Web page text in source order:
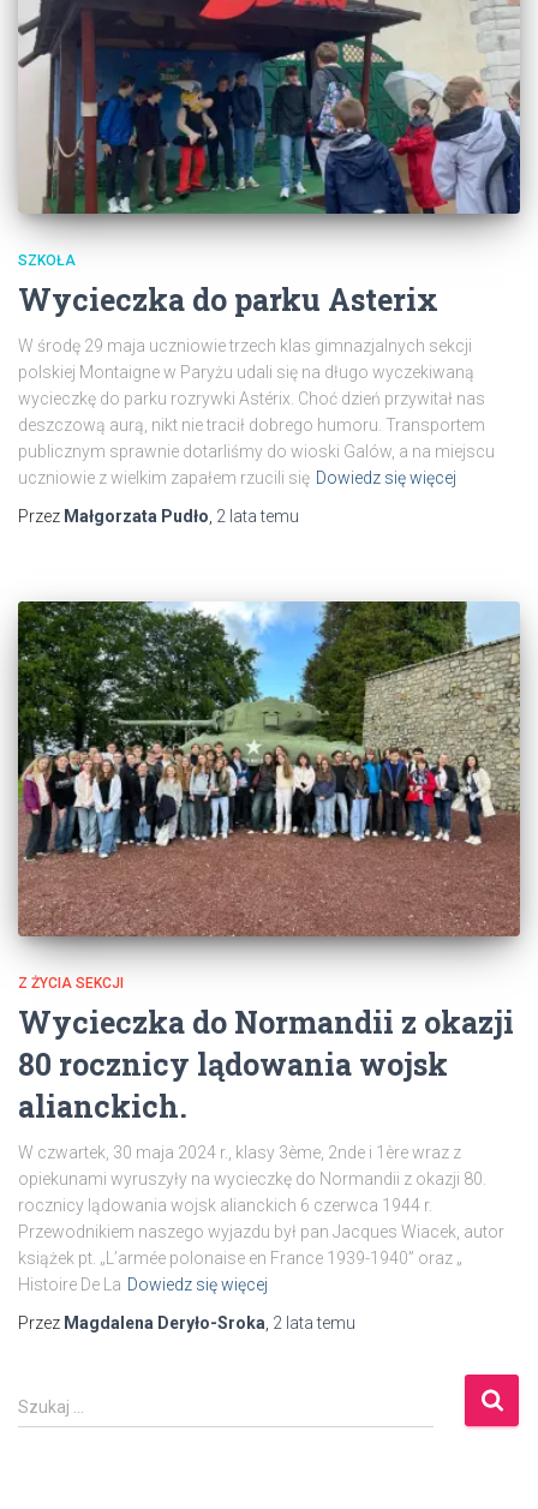
SZKOŁA
Wycieczka do parku Asterix
W środę 29 maja uczniowie trzech klas gimnazjalnych sekcji
polskiej Montaigne w Paryżu udali się na długo wyczekiwaną
wycieczkę do parku rozrywki Astérix. Choć dzień przywitał nas
deszczową aurą, nikt nie tracił dobrego humoru. Transportem
publicznym sprawnie dotarliśmy do wioski Galów, a na miejscu
uczniowie z wielkim zapałem rzucili się Dowiedz się więcej
Przez Małgorzata Pudło, 2 latatemu
Z ŻYCIA SEKCJI
Wycieczka do Normandii z okazji
80 rocznicy lądowania wojsk
alianckich.
W czwartek, 30 maja 2024 r., klasy 3ème, 2nde i 1ère wraz z
opiekunami wyruszyły na wycieczkę do Normandii z okazji 80.
rocznicy lądowania wojsk alianckich 6 czerwca 1944 r.
Przewodnikiem naszego wyjazdu był pan Jacques Wiacek, autor
książek pt. „L’armée polonaise en France 1939-1940” oraz „
Histoire De La Dowiedz się więcej
Przez Magdalena Deryło-Sroka 2 latatemu
S
z
Szukaj …